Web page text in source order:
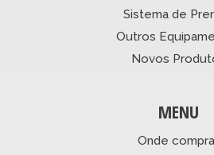
Sistema de
Outros
Novos
MENU
Onde